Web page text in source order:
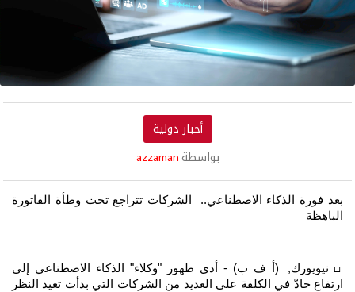
أخبار دولية
بواسطة azzaman
بعد فورة الذكاء الاصطناعي..
الشركات تتراجع تحت وطأة الفاتورة
الباهظة
□ نيويورك, (أ ف ب) - أدى ظهور "وكلاء" الذكاء الاصطناعي إلى
ارتفاع حادّ في الكلفة على العديد من الشركات التي بدأت تعيد النظر